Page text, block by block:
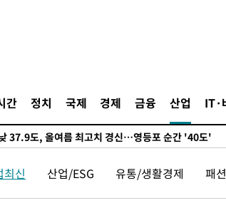
간 정치 국제 경제 금융 산업 IT·
참 "북, 동해상으로 미상 발사체 발사"
39도' 불볕더위…한밤 열대야도 계속[내일날씨]
환시장 개입 관측 배경엔 美의 대한국 무역적자 있어"
37.9도, 올여름 최고치 경신…영등포 순간 '40도'
]코스닥, 800p 회복…0.26% 오른 801.67 마감
스피, 301.88포인트(4.58%) 내린 6296.38 마감
최신 산업/ESG 유통/생활경제 패